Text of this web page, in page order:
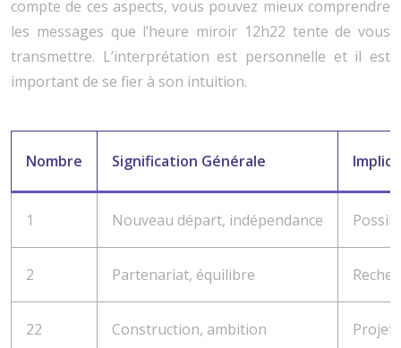
compte de ces aspects, vous pouvez mieux comprendre
les messages que l’heure miroir 12h22 tente de vous
transmettre. L’interprétation est personnelle et il est
important de se fier à son intuition.
Nombre Signification Générale
1 Nouveau départ, indépendance
2 Partenariat, équilibre
22 Construction, ambition Projet